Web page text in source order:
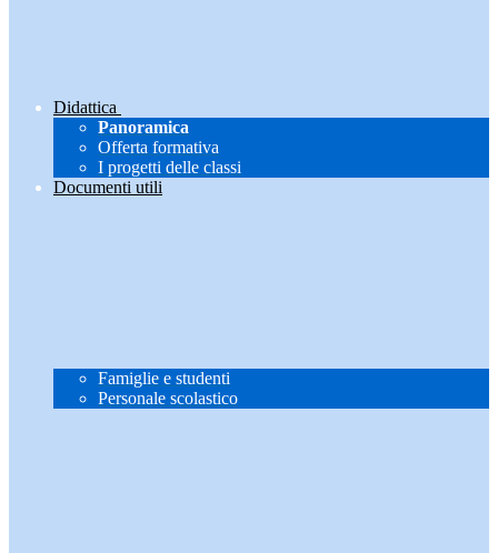
Didattica
Panoramica
Offerta formativa
I progetti delle classi
Documenti utili
Famiglie e studenti
Personale scolastico